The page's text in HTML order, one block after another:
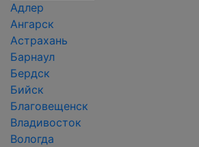
Адлер
Ангарск
Астрахань
Барнаул
Бердск
Бийск
Благовещенск
Владивосток
Вологда